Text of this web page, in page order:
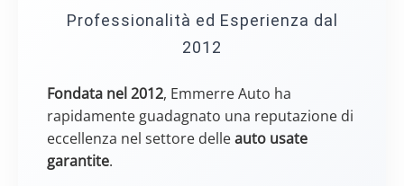
Professionalità ed Esperienza dal
2012
Fondata nel 2012, Emmerre Auto ha
rapidamente guadagnato una reputazione di
eccellenza nel settore delleauto usate
garantite.